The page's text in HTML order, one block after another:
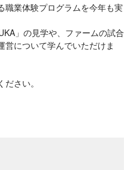
職業体験プログラムを今年も実
」の見学や、ファームの試合
について学んでいただけま
さい。